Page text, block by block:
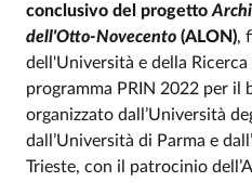
conclusivo del progetto
dell'Otto-Novecento (ALON),
dell'Università e della Ricerca
programma PRIN 2022 per il
organizzato dall’Università
dall’Università di Parma e
Trieste, con il patrocinio